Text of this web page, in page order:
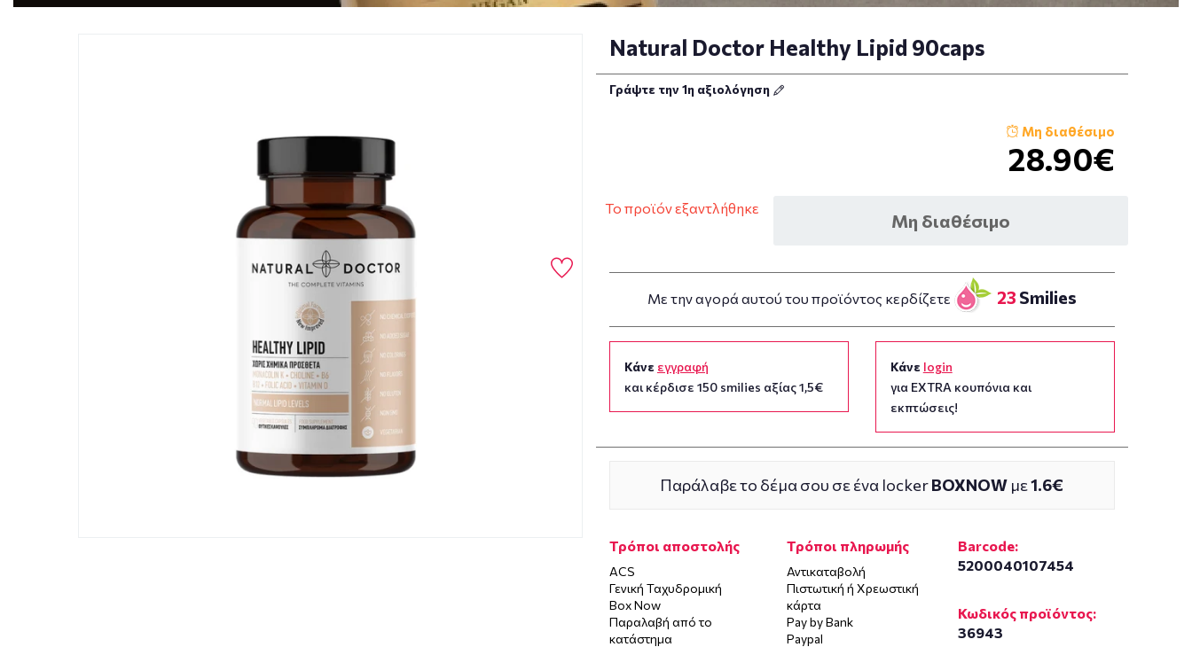
Natural Doctor Healthy Lipid 90caps
Γράψτε την 1η αξιολόγηση
Μη διαθέσιμο
28.90€
Το προϊόν εξαντλήθηκε
Μη διαθέσιμο
Με την αγορά αυτού του προϊόντος κερδίζετε 23 Smilies
Κάνε εγγραφή
και κέρδισε 150 smilies αξίας 1,5€
Κάνε login
για EXTRA κουπόνια και
εκπτώσεις!
Παράλαβε το δέμα σου σε ένα lockerBOXNOW με1.6€
Τρόποι αποστολής
ACS
Γενική Ταχυδρομική
Box Now
Παραλαβή από το
κατάστημα
Τρόποι πληρωμής
Αντικαταβολή
Πιστωτική ή Χρεωστική
κάρτα
Pay by Bank
Paypal
Barcode:
5200040107454
Κωδικός προϊόντος:
36943